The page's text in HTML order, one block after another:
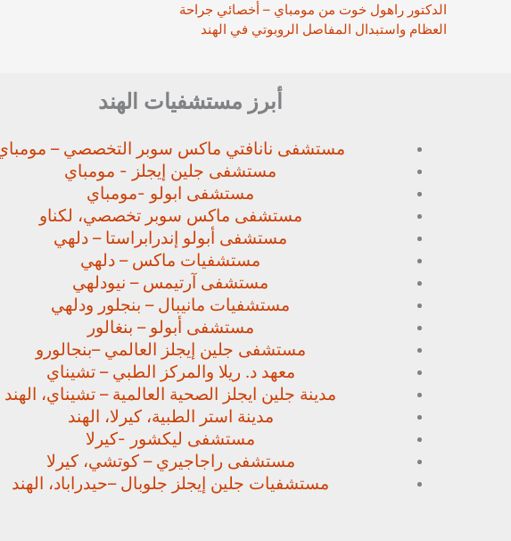
الدكتور راهول خوت من مومباي – أخصائي جراحة
العظام واستبدال المفاصل الروبوتي في الهند
أبرز مستشفيات الهند
مستشفى نانافتي ماكس سوبر التخصصي –
مستشفى جلين إيجلز - مومباي
مستشفى ابولو -مومباي
مستشفى ماكس سوبر تخصصي، لكناو
مستشفى أبولو إندرابراستا – دلهي
مستشفيات ماكس – دلهي
مستشفى آرتيمس – نيودلهي
مستشفيات مانيبال – بنجلور ودلهي
مستشفى أبولو – بنغالور
مستشفى جلين إيجلز العالمي –بنجالورو
معهد د. ريلا والمركز الطبي – تشيناي
مدينة جلين ايجلز الصحية العالمية – تشيناي، الهند
مدينة استر الطبية، كيرلا، الهند
مستشفى ليكشور -كيرلا
مستشفى راجاجيري – كوتشي، كيرلا
مستشفيات جلين إيجلز جلوبال –حيدراباد، الهند